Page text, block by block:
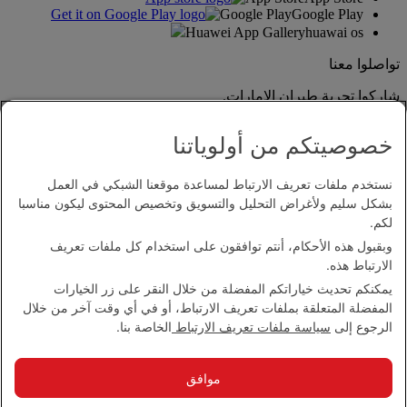
Google PlayGoogle Play
Huawei App Galleryhuawai os
تواصلوا معنا
شاركوا تجربة طيران الإمارات.
بيان إمكانية الدخول
اتصل بنا
سياسة الخصوصية
الشروط والأحكام
سياسة ملفات تعريف الارتباط
بيان الشفافية بموجب قانون مكافحة العبودية الحديثة
خصوصيتكم من أولوياتنا
نستخدم ملفات تعريف الارتباط لمساعدة موقعنا الشبكي في العمل
بشكل سليم ولأغراض التحليل والتسويق وتخصيص المحتوى ليكون مناسبا
لكم.
وبقبول هذه الأحكام، أنتم توافقون على استخدام كل ملفات تعريف
الارتباط هذه.
يمكنكم تحديث خياراتكم المفضلة من خلال النقر على زر الخيارات
المفضلة المتعلقة بملفات تعريف الارتباط، أو في أي وقت آخر من خلال
الرجوع إلى سياسة ملفات تعريف الارتباط الخاصة بنا.
موافق